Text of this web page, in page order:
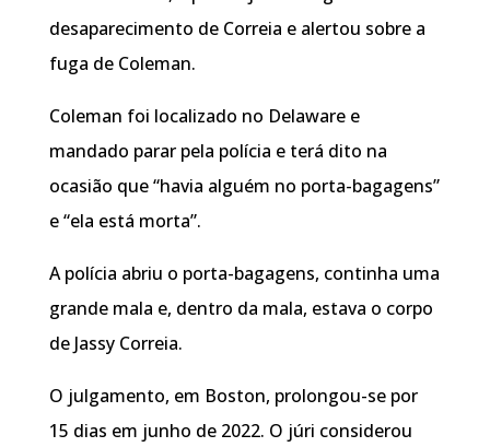
desaparecimento de Correia e alertou sobre a
fuga de Coleman.
Coleman foi localizado no Delaware e
mandado parar pela polícia e terá dito na
ocasião que “havia alguém no porta-bagagens”
e “ela está morta”.
A polícia abriu o porta-bagagens, continha uma
grande mala e, dentro da mala, estava o corpo
de Jassy Correia.
O julgamento, em Boston, prolongou-se por
15 dias em junho de 2022. O júri considerou